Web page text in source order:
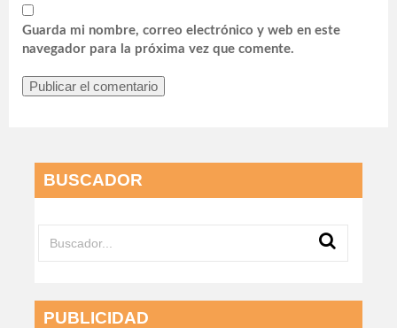
Guarda mi nombre, correo electrónico y web en este
navegador para la próxima vez que comente.
BUSCADOR
PUBLICIDAD